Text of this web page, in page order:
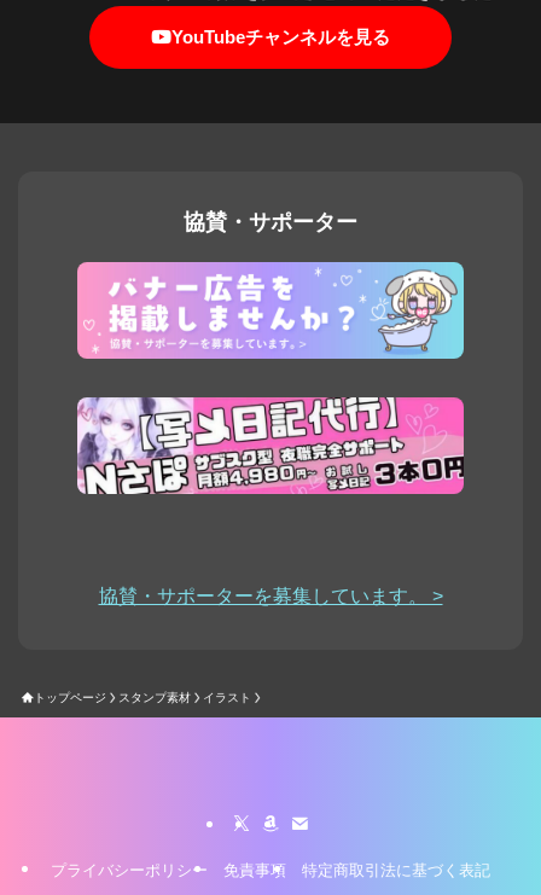
YouTubeチャンネルを見る
協賛・サポーター
協賛・サポーターを募集しています。 >
トップページ スタンプ素材 イラスト
プライバシーポリシー 免責事項 特定商取引法に基づく表記